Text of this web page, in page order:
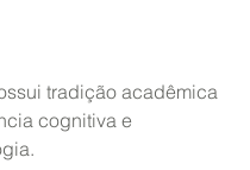
tradição acadêmica
cognitiva e